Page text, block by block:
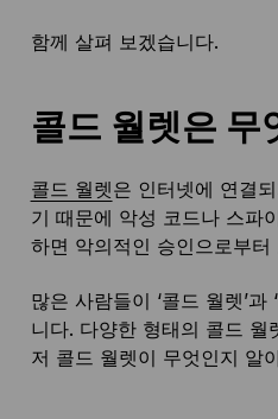
함께 살펴 보겠습니다.
콜드 월렛은 무
콜드 월렛은 인터넷에 연결
기 때문에 악성 코드나 스파
하면 악의적인 승인으로부
많은 사람들이 ‘콜드 월렛’
니다. 다양한 형태의 콜드
저 콜드 월렛이 무엇인지 알